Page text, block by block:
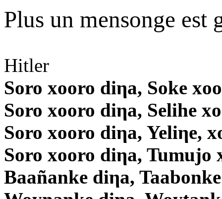
Plus un mensonge est
Hitler
Soro xooro diηa, Soke
Soro xooro diηa, Selihe
Soro xooro diηa, Yeliηe,
Soro xooro diηa, Tumujo
Baañanke diηa,